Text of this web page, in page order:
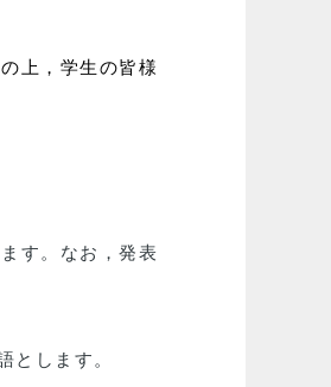
上，学生の皆様
す。なお，発表
とします。